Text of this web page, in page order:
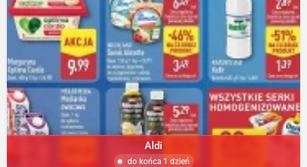
Aldi
do końca 1 dzień